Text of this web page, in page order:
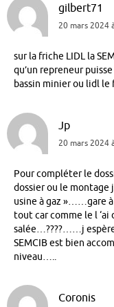
gilbert71
20 mars 2024
sur la friche LIDL la
qu’un repreneur
bassin minier ou lidl le
Jp
20 mars 2024
Pour compléter le
dossier ou le montage
usine à gaz »……gare à
tout car comme le l
salée…????……j
SEMCIB est bien
niveau…..
Coronis